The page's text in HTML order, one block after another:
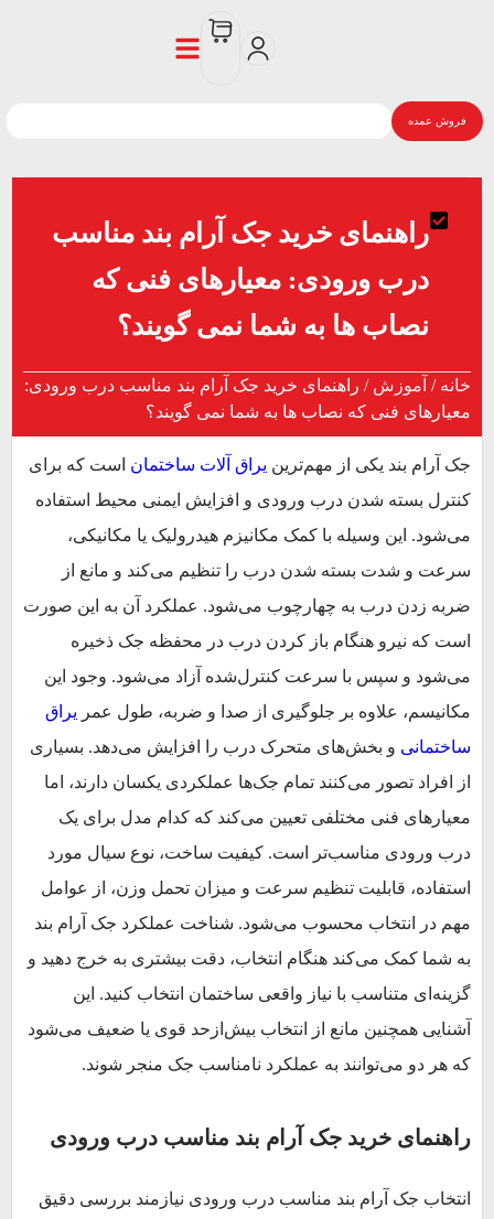
فروش عمده
راهنمای خرید جک آرام بند مناسب
درب ورودی: معیارهای فنی که
نصاب ها به شما نمی گویند؟
خانه / آموزش / راهنمای خرید جک آرام بند مناسب درب ورودی:
معیارهای فنی که نصاب ها به شما نمی گویند؟
جک آرام بند یکی از مهم‌ترین یراق آلات ساختمان است که برای
کنترل بسته شدن درب ورودی و افزایش ایمنی محیط استفاده
می‌شود. این وسیله با کمک مکانیزم هیدرولیک یا مکانیکی،
سرعت و شدت بسته شدن درب را تنظیم می‌کند و مانع از
ضربه‌ زدن درب به چهارچوب می‌شود. عملکرد آن به این صورت
است که نیرو هنگام باز کردن درب در محفظه جک ذخیره
می‌شود و سپس با سرعت کنترل‌شده آزاد می‌شود. وجود این
مکانیسم، علاوه بر جلوگیری از صدا و ضربه، طول عمر یراق
ساختمانی و بخش‌های متحرک درب را افزایش می‌دهد. بسیاری
از افراد تصور می‌کنند تمام جک‌ها عملکردی یکسان دارند، اما
معیارهای فنی مختلفی تعیین می‌کند که کدام مدل برای یک
درب ورودی مناسب‌تر است. کیفیت ساخت، نوع سیال مورد
استفاده، قابلیت تنظیم سرعت و میزان تحمل وزن، از عوامل
مهم در انتخاب محسوب می‌شود. شناخت عملکرد جک آرام بند
به شما کمک می‌کند هنگام انتخاب، دقت بیشتری به خرج دهید و
گزینه‌ای متناسب با نیاز واقعی ساختمان انتخاب کنید. این
آشنایی همچنین مانع از انتخاب بیش‌ازحد قوی یا ضعیف می‌شود
که هر دو می‌توانند به عملکرد نامناسب جک منجر شوند.
راهنمای خرید جک آرام بند مناسب درب ورودی
انتخاب جک آرام بند مناسب درب ورودی نیازمند بررسی دقیق